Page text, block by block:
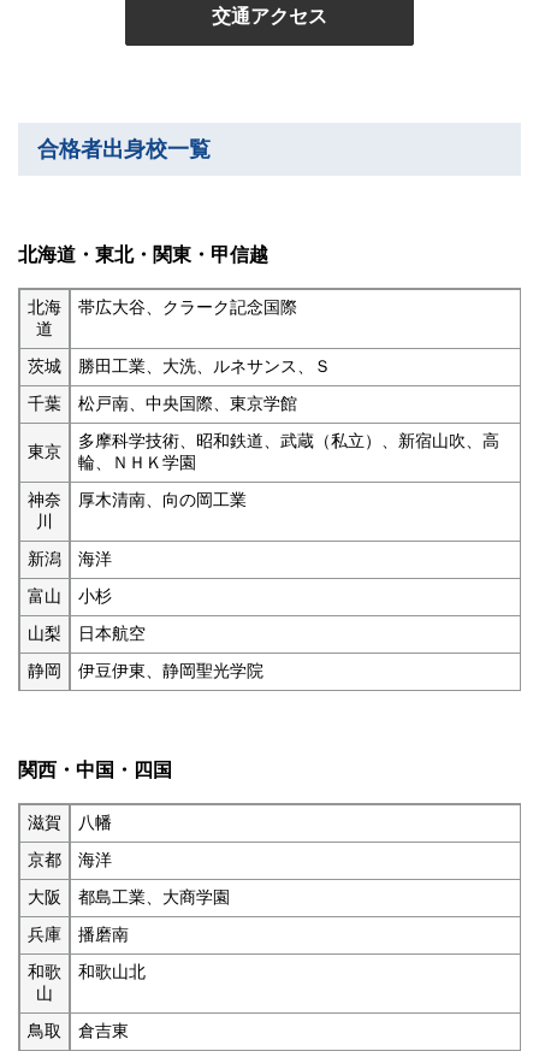
交通アクセス
合格者出身校一覧
北海道・東北・関東・甲信越
北海
道
帯広大谷、クラーク記念国際
茨城 勝田工業、大洗、ルネサンス、Ｓ
千葉 松戸南、中央国際、東京学館
東京
多摩科学技術、昭和鉄道、武蔵（私立）、新宿山吹、高
輪、ＮＨＫ学園
神奈
川
厚木清南、向の岡工業
新潟 海洋
富山 小杉
山梨 日本航空
静岡 伊豆伊東、静岡聖光学院
関西・中国・四国
滋賀 八幡
京都 海洋
大阪 都島工業、大商学園
兵庫 播磨南
和歌
山
和歌山北
鳥取 倉吉東